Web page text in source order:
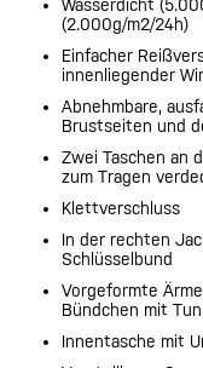
Wasserdicht
(2.000g/m2/24h)
Einfacher
innenliegender
Abnehmbare,
Brustseiten und
Zwei Taschen an
zum Tragen
Klettverschluss
In der rechten
Schlüsselbund
Vorgeformte
Bündchen mit
Innentasche mit